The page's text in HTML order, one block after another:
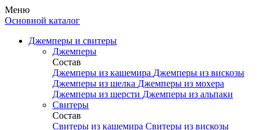
Меню
Основной каталог
Джемперы и свитеры
Джемперы
Состав
Джемперы из кашемира Джемперы из вискозы
Джемперы из шелка Джемперы из мохера
Джемперы из шерсти Джемперы из альпаки
Свитеры
Состав
Свитеры из кашемира Свитеры из вискозы